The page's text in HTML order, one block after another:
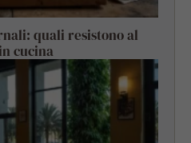
quali resistono al
cucina